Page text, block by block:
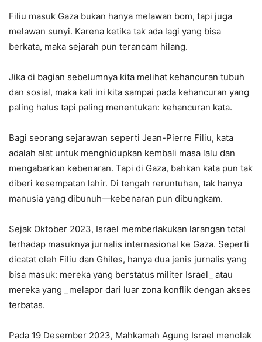
Filiu masuk Gaza bukan hanya melawan bom, tapi juga
melawan sunyi. Karena ketika tak ada lagi yang bisa
berkata, maka sejarah pun terancam hilang.
Jika di bagian sebelumnya kita melihat kehancuran tubuh
dan sosial, maka kali ini kita sampai pada kehancuran yang
paling halus tapi paling menentukan: kehancuran kata.
Bagi seorang sejarawan seperti Jean-Pierre Filiu, kata
adalah alat untuk menghidupkan kembali masa lalu dan
mengabarkan kebenaran. Tapi di Gaza, bahkan kata pun tak
diberi kesempatan lahir. Di tengah reruntuhan, tak hanya
manusia yang dibunuh—kebenaran pun dibungkam.
Sejak Oktober 2023, Israel memberlakukan larangan total
terhadap masuknya jurnalis internasional ke Gaza. Seperti
dicatat oleh Filiu dan Ghiles, hanya dua jenis jurnalis yang
bisa masuk: mereka yang berstatus militer Israel_ atau
mereka yang _melapor dari luar zona konflik dengan akses
terbatas.
Pada 19 Desember 2023, Mahkamah Agung Israel menolak